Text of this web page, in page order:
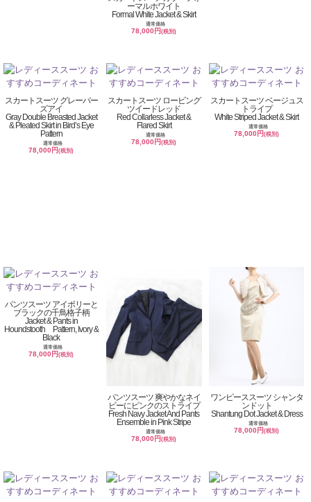
ーマルホワイト
Formal White Jacket & Skirt
通常価格
78,000円(税別)
スカートスーツ グレーバー
ズアイ
Gray Double Breasted Jacket
& Pleated Skirt in Bird’s Eye
Pattern
通常価格
78,000円(税別)
スカートスーツ ロービング
ツイードレッド
Red Collarless Jacket &
Flared Skirt
通常価格
78,000円(税別)
スカートスーツ ベージュス
トライプ
White Striped Jacket & Skirt
通常価格
78,000円(税別)
パンツスーツ アイボリーと
ブラックの千鳥格子柄
Jacket & Pants in
Houndstooth Pattern, Ivory &
Black
通常価格
78,000円(税別)
パンツスーツ 爽やかなネイ
ビーにピンクのストライプ
Fresh Navy Jacket And Pants
Ensemble in Pink Stripe
通常価格
78,000円(税別)
ワンピーススーツ シャンタ
ンドット
Shantung Dot Jacket & Dress
通常価格
78,000円(税別)